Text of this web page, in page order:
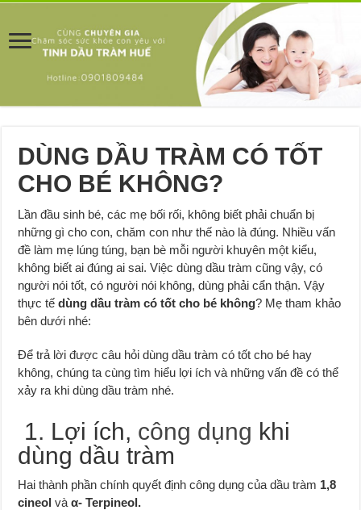
DÙNG DẦU TRÀM CÓ TỐT
CHO BÉ KHÔNG?
Lần đầu sinh bé, các mẹ bối rối, không biết phải chuẩn bị
những gì cho con, chăm con như thế nào là đúng. Nhiều vấn
đề làm mẹ lúng túng, bạn bè mỗi người khuyên một kiểu,
không biết ai đúng ai sai. Việc dùng dầu tràm cũng vậy, có
người nói tốt, có người nói không, dùng phải cẩn thận. Vậy
thực tếdùng dầu tràm có tốt cho bé không? Mẹ tham khảo
bên dưới nhé:
Để trả lời được câu hỏi dùng dầu tràm có tốt cho bé hay
không, chúng ta cùng tìm hiểu lợi ích và những vấn đề có thể
xảy ra khi dùng dầu tràm nhé.
1. Lợi ích, công dụng khi
dùng dầu tràm
Hai thành phần chính quyết định công dụng của dầu tràm 1,8
cineol vàα- Terpineol.